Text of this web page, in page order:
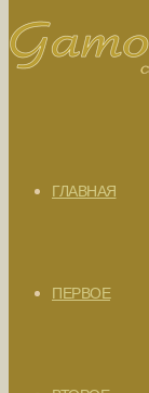
ГЛАВНАЯ
ПЕРВОЕ